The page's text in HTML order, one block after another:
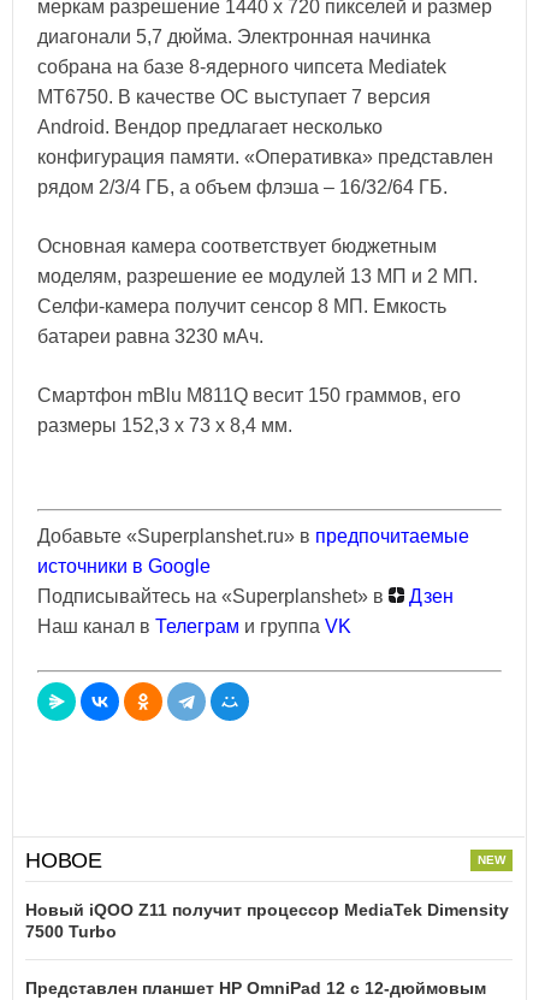
меркам разрешение 1440 х 720 пикселей и размер
диагонали 5,7 дюйма. Электронная начинка
собрана на базе 8-ядерного чипсета Mediatek
MT6750. В качестве ОС выступает 7 версия
Android. Вендор предлагает несколько
конфигурация памяти. «Оперативка» представлен
рядом 2/3/4 ГБ, а объем флэша – 16/32/64 ГБ.
Основная камера соответствует бюджетным
моделям, разрешение ее модулей 13 МП и 2 МП.
Селфи-камера получит сенсор 8 МП. Емкость
батареи равна 3230 мАч.
Смартфон mBlu M811Q весит 150 граммов, его
размеры 152,3 x 73 x 8,4 мм.
Добавьте «Superplanshet.ru» в предпочитаемые
источники в Google
Подписывайтесь на «Superplanshet» в
Дзен
Наш канал в Телеграм и группа VK
НОВОЕ
Новый iQOO Z11 получит процессор MediaTek Dimensity
7500 Turbo
Представлен планшет HP OmniPad 12 с 12-дюймовым